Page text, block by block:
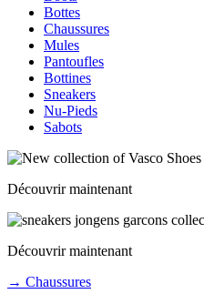
Bottes
Chaussures
Mules
Pantoufles
Bottines
Sneakers
Nu-Pieds
Sabots
Découvrir maintenant
Découvrir maintenant
→ Chaussures